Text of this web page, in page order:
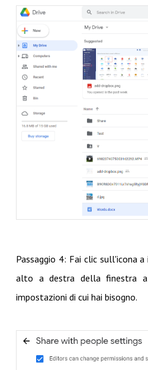
Passaggio 4: Fai clic sull'icona
alto a destra della finestra
impostazioni di cui hai bisogno.